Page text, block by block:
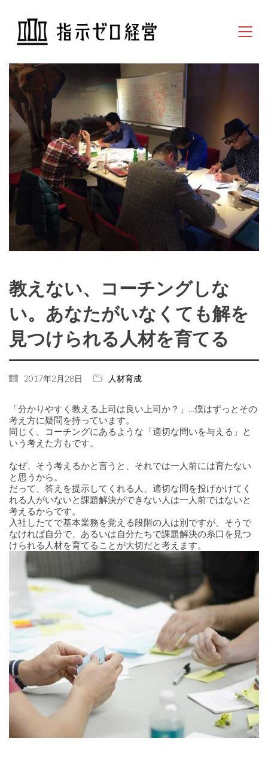
教えない、コーチングしな
い。あなたがいなくても解を
見つけられる人材を育てる
2017年2月28日 人材育成
「分かりやすく教える上司は良い上司か？」…僕はずっとその
考え方に疑問を持っています。
同じく、コーチングにあるような「適切な問いを与える」と
いう考えた方もです。
なぜ、そう考えるかと言うと、それでは一人前には育たない
と思うから。
だって、答えを提示してくれる人、適切な問を投げかけてく
れる人がいないと課題解決ができない人は一人前ではないと
考えるからです。
入社したてで基本業務を覚える段階の人は別ですが、そうで
なければ自分で、あるいは自分たちで課題解決の糸口を見つ
けられる人材を育てることが大切だと考えます。